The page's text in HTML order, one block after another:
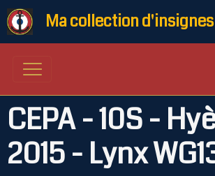
Ma collection
CEPA - 10S -
2015 - Lynx